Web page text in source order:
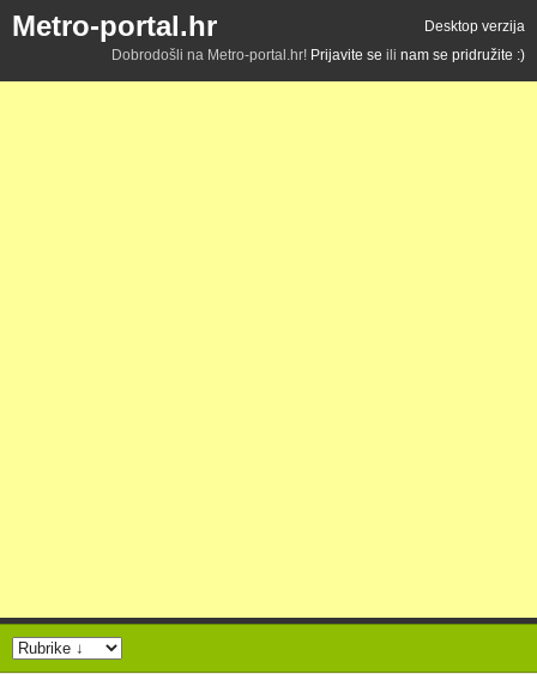
Metro-portal.hr
Desktop verzija
Dobrodošli na Metro-portal.hr! Prijavite se ili nam se pridružite :)